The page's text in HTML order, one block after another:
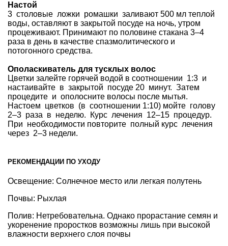
Настой
3 столовые ложки ромашки заливают 500 мл теплой
воды, оставляют в закрытой посуде на ночь, утром
процеживают. Принимают по половине стакана 3–4
раза в день в качестве спазмолитического и
потогонного средства.
Ополаскиватель для тусклых волос
Цветки залейте горячей водой в соотношении 1:3 и
настаивайте в закрытой посуде 20 минут. Затем
процедите и ополосните волосы после мытья.
Настоем цветков (в соотношении 1:10) мойте голову
2–3 раза в неделю. Курс лечения 12–15 процедур.
При необходимости повторите полный курс лечения
через 2–3 недели.
РЕКОМЕНДАЦИИ ПО УХОДУ
Освещение: Солнечное место или легкая полутень
Почвы: Рыхлая
Полив: Нетребовательна. Однако прорастание семян и
укоренение проростков возможны лишь при высокой
влажности верхнего слоя почвы